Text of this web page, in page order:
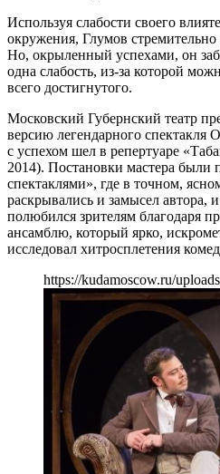
Используя слабости своего
окружения, Глумов
Но, окрыленный успехами, он
одна слабость, из-за которой
всего достигнутого.
Московский Губернский театр
версию легендарного спектакля
с успехом шел в репертуаре
2014). Постановки мастера были
спектаклями», где в точном,
раскрывались и замысел автора,
полюбился зрителям благодаря
ансамблю, который ярко,
исследовал хитросплетения
https://kudamoscow.ru/